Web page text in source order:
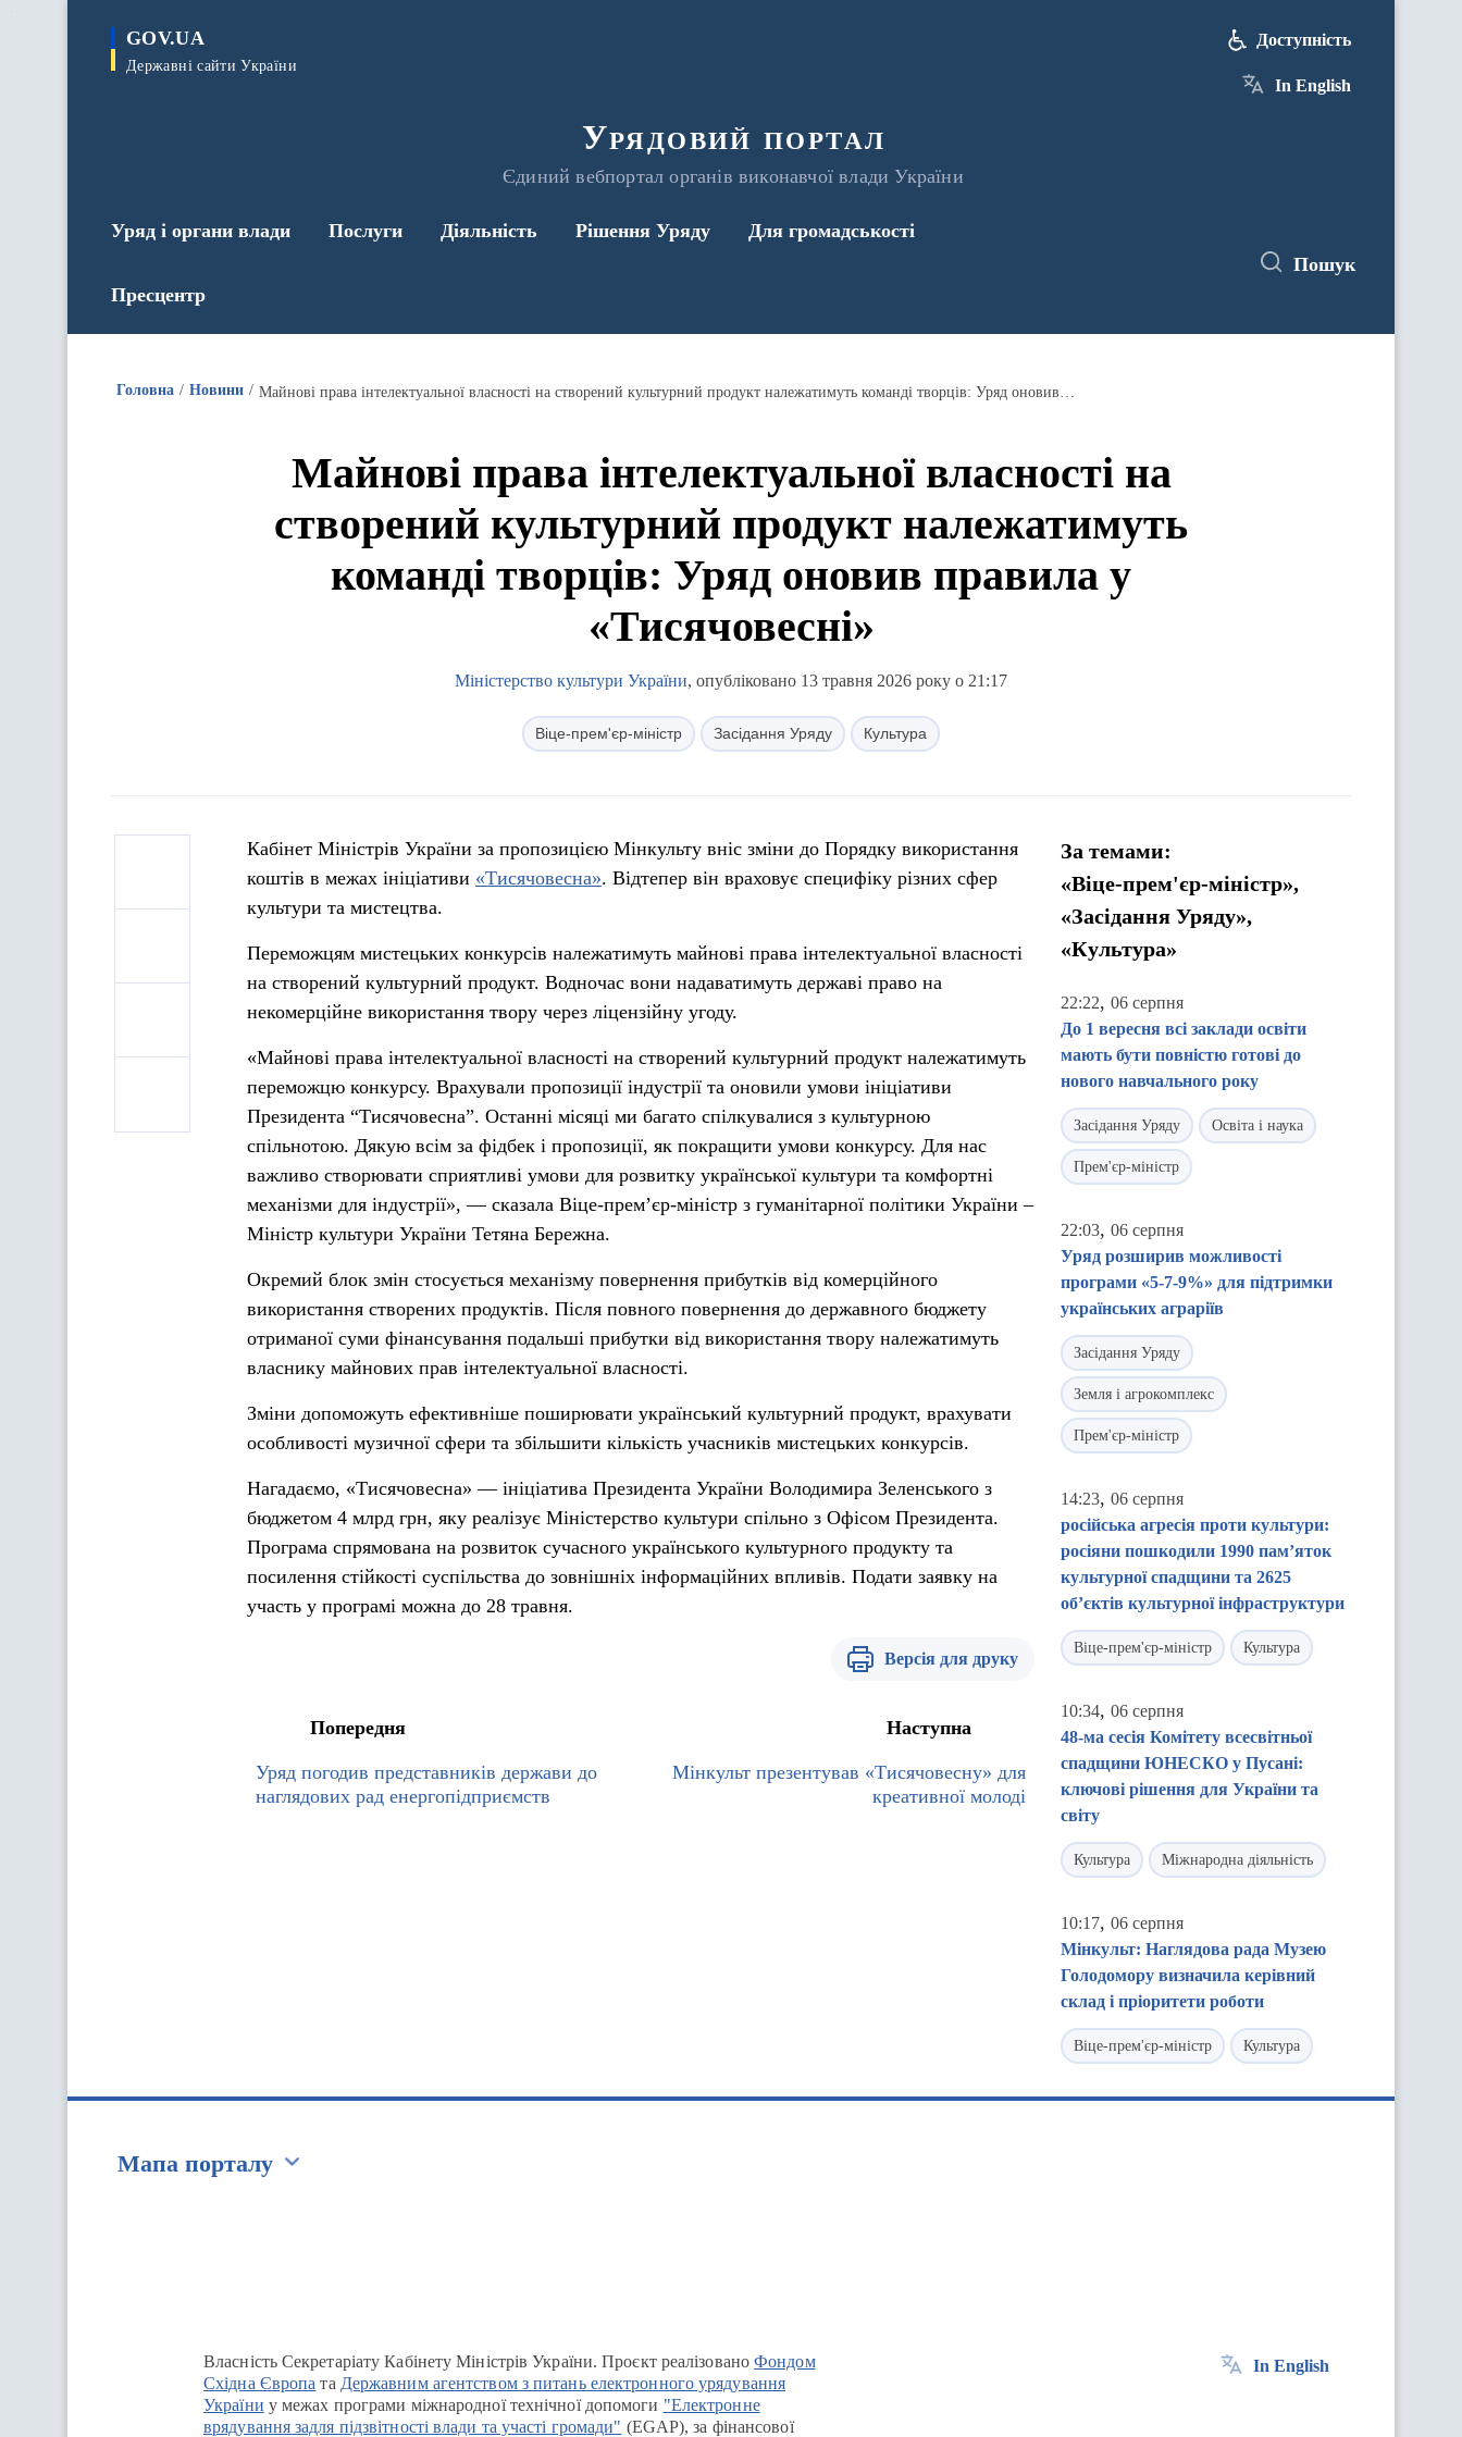
GOV.UA
Державні сайти України
Урядовий портал
Єдиний вебпортал органів виконавчої влади України
Доступність
In English
Уряд і органи влади Послуги Діяльність Рішення Уряду Для громадськості
Пресцентр
Пошук
Головна Новини Майнові права інтелектуальної власності на створений культурний продукт належатимуть команді творців: Уряд оновив правила у «Тисячовесні»
Майнові права інтелектуальної власності на
створений культурний продукт належатимуть
команді творців: Уряд оновив правила у
«Тисячовесні»
Міністерство культури України, опубліковано 13 травня 2026 року о 21:17
Віце-прем'єр-міністр Засідання Уряду Культура
Кабінет Міністрів України за пропозицією Мінкульту вніс зміни до Порядку використання
коштів в межах ініціативи «Тисячовесна». Відтепер він враховує специфіку різних сфер
культури та мистецтва.
Переможцям мистецьких конкурсів належатимуть майнові права інтелектуальної власності
на створений культурний продукт. Водночас вони надаватимуть державі право на
некомерційне використання твору через ліцензійну угоду.
«Майнові права інтелектуальної власності на створений культурний продукт належатимуть
переможцю конкурсу. Врахували пропозиції індустрії та оновили умови ініціативи
Президента “Тисячовесна”. Останні місяці ми багато спілкувалися з культурною
спільнотою. Дякую всім за фідбек і пропозиції, як покращити умови конкурсу. Для нас
важливо створювати сприятливі умови для розвитку української культури та комфортні
механізми для індустрії», — сказала Віце-прем’єр-міністр з гуманітарної політики України –
Міністр культури України Тетяна Бережна.
Окремий блок змін стосується механізму повернення прибутків від комерційного
використання створених продуктів. Після повного повернення до державного бюджету
отриманої суми фінансування подальші прибутки від використання твору належатимуть
власнику майнових прав інтелектуальної власності.
Зміни допоможуть ефективніше поширювати український культурний продукт, врахувати
особливості музичної сфери та збільшити кількість учасників мистецьких конкурсів.
Нагадаємо, «Тисячовесна» — ініціатива Президента України Володимира Зеленського з
бюджетом 4 млрд грн, яку реалізує Міністерство культури спільно з Офісом Президента.
Програма спрямована на розвиток сучасного українського культурного продукту та
посилення стійкості суспільства до зовнішніх інформаційних впливів. Подати заявку на
участь у програмі можна до 28 травня.
Версія для друку
Попередня
Уряд погодив представників держави до
наглядових рад енергопідприємств
Наступна
Мінкульт презентував «Тисячовесну» для
креативної молоді
За темами:
«Віце-прем'єр-міністр»,
«Засідання Уряду»,
«Культура»
22:22, 06 серпня
До 1 вересня всі заклади освіти
мають бути повністю готові до
нового навчального року
Засідання Уряду Освіта і наука
Прем'єр-міністр
22:03, 06 серпня
Уряд розширив можливості
програми «5-7-9%» для підтримки
українських аграріїв
Засідання Уряду
Земля і агрокомплекс
Прем'єр-міністр
14:23, 06 серпня
російська агресія проти культури:
росіяни пошкодили 1990 пам’яток
культурної спадщини та 2625
об’єктів культурної інфраструктури
Віце-прем'єр-міністр Культура
10:34, 06 серпня
48-ма сесія Комітету всесвітньої
спадщини ЮНЕСКО у Пусані:
ключові рішення для України та
світу
Культура Міжнародна діяльність
10:17, 06 серпня
Мінкульт: Наглядова рада Музею
Голодомору визначила керівний
склад і пріоритети роботи
Віце-прем'єр-міністр Культура
Мапа порталу
Власність Секретаріату Кабінету Міністрів України. Проєкт реалізованоФондом
Східна Європа та Державним агентством з питань електронного урядування
України у межах програми міжнародної технічної допомоги "Електронне
врядування задля підзвітності влади та участі громади" (EGAP), за фінансової
In English